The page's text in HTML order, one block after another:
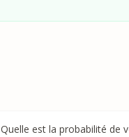
Quelle est la probabilité de